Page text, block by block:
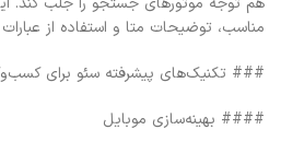
مناسب، توضیحات متا و استفاده از عبارات LSI می‌شود.
### تکنیک‌های پیشرفته سئو برای
#### بهینه‌سازی موبایل